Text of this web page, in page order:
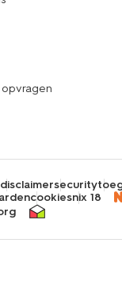
disclaimersecurity
cookiesnix 18